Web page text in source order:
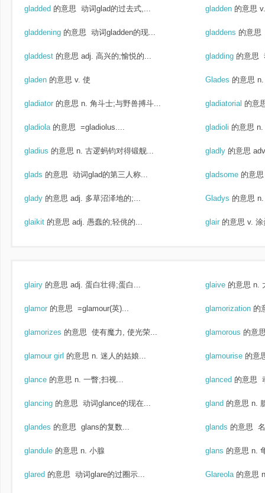
gladded 的意思 动词glad的过去式,... gladden 的意思
gladdening 的意思 动词gladden的现... gladdens 的意思
gladdest 的意思 adj. 高兴的;愉悦的... gladding 的意思
gladen 的意思 v. 使 Glades 的意思
gladiator 的意思 n. 角斗士;与野兽搏斗... gladiatorial 的意
gladiola 的意思 =gladiolus.... gladioli 的意思
gladius 的意思 n. 古逻蚂钧对得锻舰... gladly 的意思
glads 的意思 动词glad的第三人称... gladsome 的意思
glady 的意思 adj. 多草沼泽地的;... Gladys 的意思
glaikit 的意思 adj. 愚蠢的;轻佻的... glair 的意思 v. 涂
glairy 的意思 adj. 蛋白壮得;蛋白... glaive 的意思 n.
glamor 的意思 =glamour(英)... glamorization 的
glamorizes 的意思 使有魔力, 使光荣... glamorous 的意
glamour girl 的意思 n. 迷人的姑娘... glamourise 的意
glance 的意思 n. 一瞥;扫视... glanced 的意思
glancing 的意思 动词glance的现在... gland 的意思 n.
glandes 的意思 glans的复数... glands 的意思
glandule 的意思 n. 小腺 glans 的意思 n.
glared 的意思 动词glare的过圈示... Glareola 的意思